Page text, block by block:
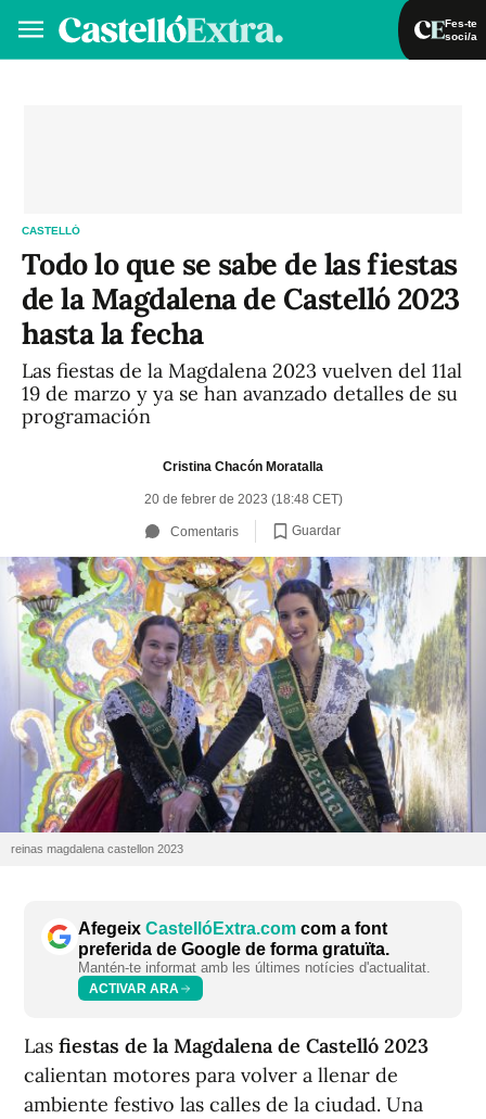
Fes-te
soci/a
CASTELLÓ
Todo lo que se sabe de las fiestas
de la Magdalena de Castelló 2023
hasta la fecha
Las fiestas de la Magdalena 2023 vuelven del 11al
19 de marzo y ya se han avanzado detalles de su
programación
Cristina Chacón Moratalla
20 de febrer de 2023 (18:48 CET)
Comentaris Guardar
reinas magdalena castellon 2023
Afegeix CastellóExtra.com com a font
preferida de Google de forma gratuïta.
Mantén-te informat amb les últimes notícies d'actualitat.
ACTIVAR ARA
Las fiestas de la Magdalena de Castelló 2023
calientan motores para volver a llenar de
ambiente festivo las calles de la ciudad. Una